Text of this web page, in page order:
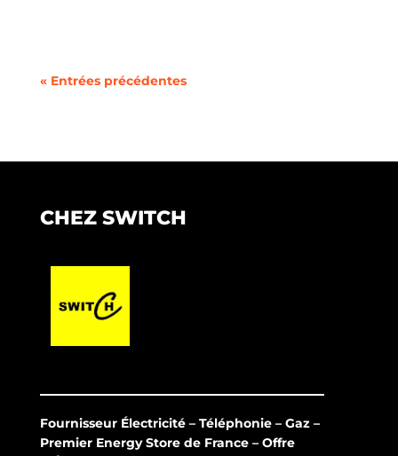
« Entrées précédentes
CHEZ SWITCH
Fournisseur Électricité – Téléphonie – Gaz –
Premier Energy Store de France – Offre